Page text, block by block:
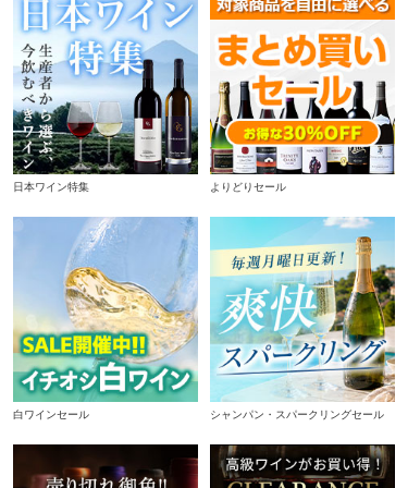
日本ワイン特集 よりどりセール
白ワインセール シャンパン・スパークリングセール